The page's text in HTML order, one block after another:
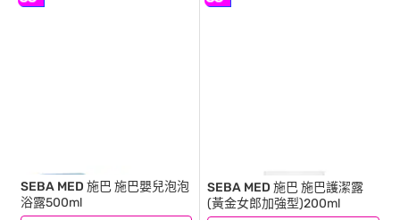
SEBA MED 施巴施巴嬰兒泡泡
浴露500ml
SEBA MED 施巴施巴護潔露
(黃金女郎加強型)200ml